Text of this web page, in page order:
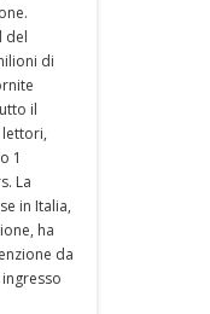
del
di
il
1
La
in Italia,
ha
da